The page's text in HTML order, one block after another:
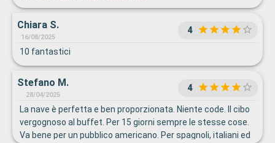
Chiara S.
16/08/2025
4
10 fantastici
Stefano M.
28/04/2025
4
La nave è perfetta e ben proporzionata. Niente code. Il cibo
vergognoso al buffet. Per 15 giorni sempre le stesse cose.
Va bene per un pubblico americano. Per spagnoli, italiani ed